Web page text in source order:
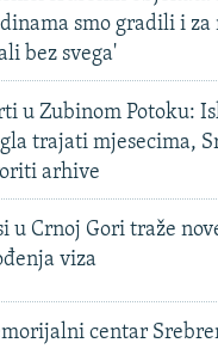
smo gradili i
bez svega'
u Zubinom Potoku:
trajati mjesecima,
arhive
u Crnoj Gori traže
viza
centar